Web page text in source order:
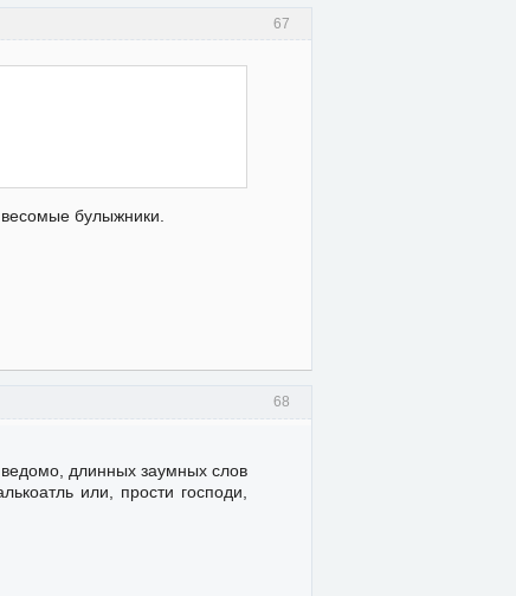
67
булыжники.
68
длинных заумных слов
или, прости господи,